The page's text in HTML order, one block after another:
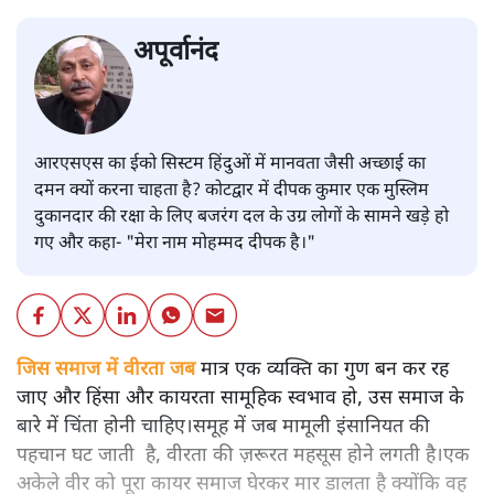
अपूर्वानंद
आरएसएस का ईको सिस्टम हिंदुओं में मानवता जैसी अच्छाई का
दमन क्यों करना चाहता है? कोटद्वार में दीपक कुमार एक मुस्लिम
दुकानदार की रक्षा के लिए बजरंग दल के उग्र लोगों के सामने खड़े हो
गए और कहा- "मेरा नाम मोहम्मद दीपक है।"
जिस समाज में वीरता जबमात्र एक व्यक्ति का गुण बन कर रह
जाए और हिंसा और कायरता सामूहिक स्वभाव हो, उस समाज के
बारे में चिंता होनी चाहिए।समूह में जब मामूली इंसानियत की
पहचान घट जाती है, वीरता की ज़रूरत महसूस होने लगती है।एक
अकेले वीर को पूरा कायर समाज घेरकर मार डालता है क्योंकि वह